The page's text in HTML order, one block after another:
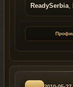
ReadySerbia,